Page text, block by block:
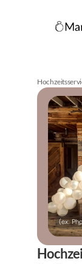
(ex: